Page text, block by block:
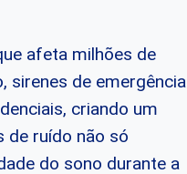
afeta milhões de
sirenes de emergência
criando um
de ruído não só
do sono durante a